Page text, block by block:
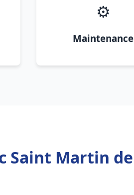
⚙️
Maintenance
Saint Martin de